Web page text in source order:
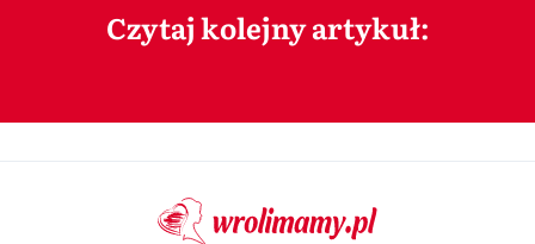
Czytaj kolejny artykuł: